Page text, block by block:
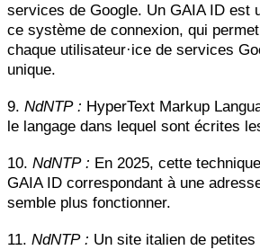
services de Google. Un GAIA ID est
ce système de connexion, qui
chaque utilisateur·ice de services
unique.
9. NdNTP : HyperText Markup
le langage dans lequel sont écrites
10. NdNTP : En 2025, cette
GAIA ID correspondant à une
semble plus fonctionner.
11. NdNTP : Un site italien de